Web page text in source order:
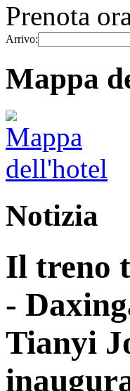
Prenota
Arrivo:
Mappa
Notizia
Il treno
-
Tianyi